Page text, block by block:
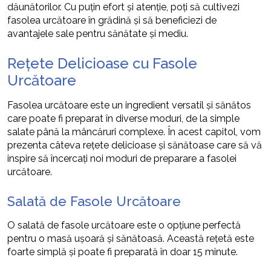
dăunătorilor. Cu puțin efort și atenție, poți să cultivezi
fasolea urcătoare în grădină și să beneficiezi de
avantajele sale pentru sănătate și mediu.
Rețete Delicioase cu Fasole
Urcătoare
Fasolea urcătoare este un ingredient versatil și sănătos
care poate fi preparat în diverse moduri, de la simple
salate până la mâncăruri complexe. În acest capitol, vom
prezenta câteva rețete delicioase și sănătoase care să vă
inspire să încercați noi moduri de preparare a fasolei
urcătoare.
Salată de Fasole Urcătoare
O salată de fasole urcătoare este o opțiune perfectă
pentru o masă ușoară și sănătoasă. Această rețetă este
foarte simplă și poate fi preparată în doar 15 minute.